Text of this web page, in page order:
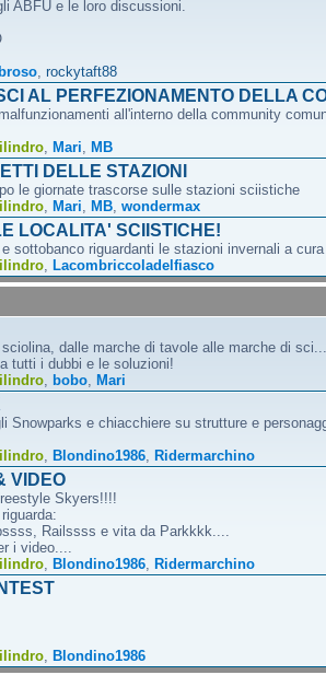
ABFU e le loro discussioni.
rockytaft88
AL PERFEZIONAMENTO DELLA
all'interno della community
Mari MB
DELLE STAZIONI
le giornate trascorse sulle stazioni sciistiche
Mari MB wondermax
LOCALITA' SCIISTICHE!
sottobanco riguardanti le stazioni invernali a
Lacombriccoladelfiasco
dalle marche di tavole alle marche di
tutti i dubbi e le soluzioni!
bobo Mari
Snowparks e chiacchiere su strutture e
Blondino1986 Ridermarchino
VIDEO
Skyers!!!!
Railssss e vita da Parkkkk....
i video....
Blondino1986 Ridermarchino
Blondino1986